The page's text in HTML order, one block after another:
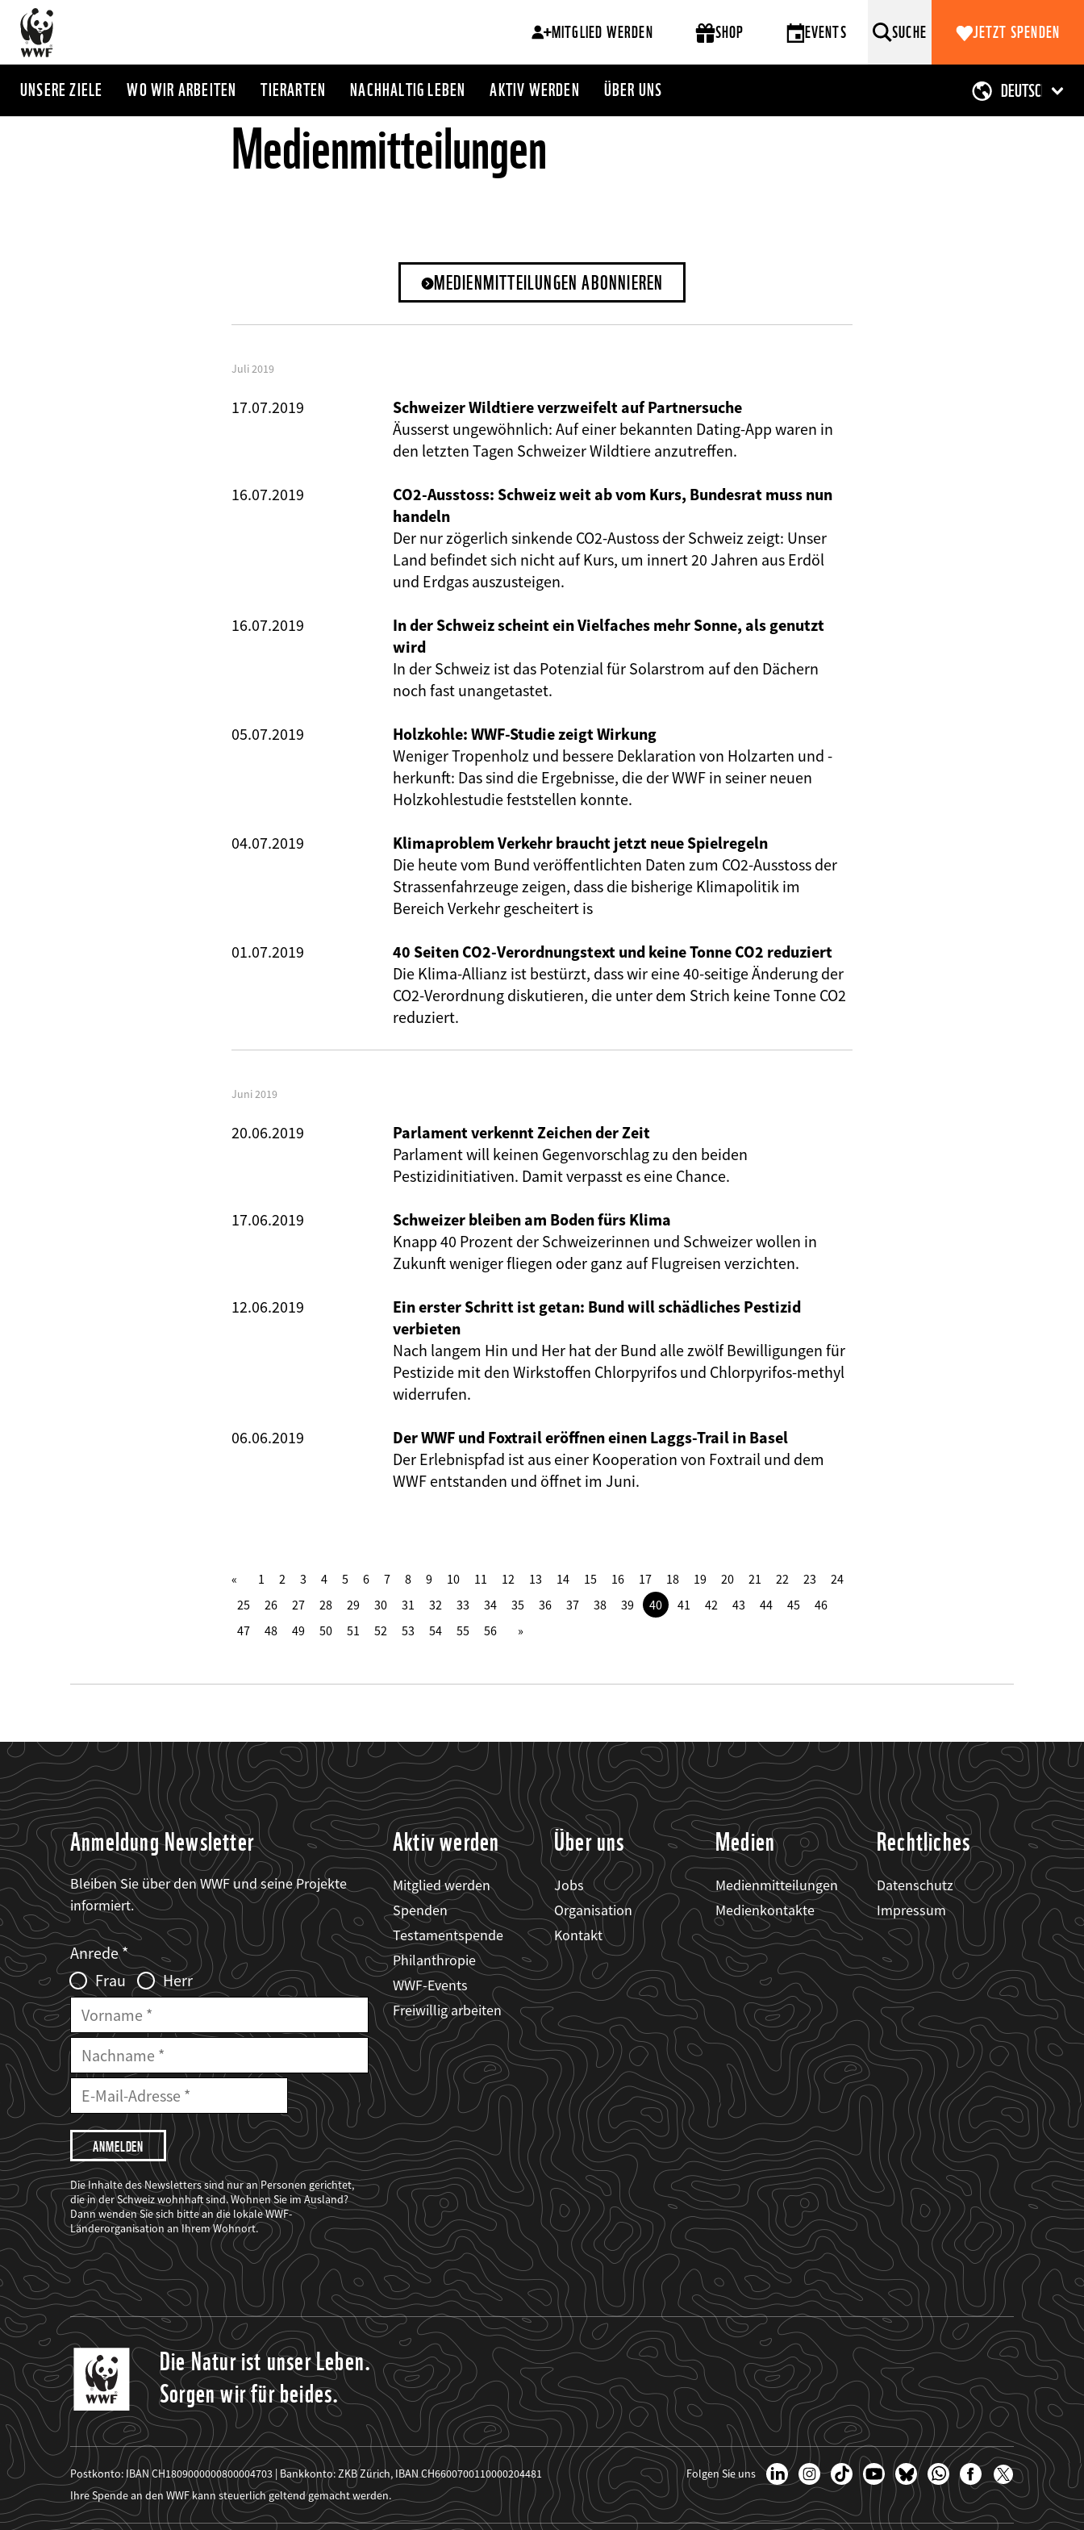
Direkt
zum
Inhalt
MITGLIED WERDEN SHOP EVENTS SUCHE JETZT SPENDEN
UNSERE ZIELE WO WIR ARBEITEN TIERARTEN NACHHALTIG LEBEN AKTIV WERDEN ÜBER UNS
Medienmitteilungen
MEDIENMITTEILUNGEN ABONNIEREN
Juli 2019
17.07.2019
Schweizer Wildtiere verzweifelt auf Partnersuche
Äusserst ungewöhnlich: Auf einer bekannten Dating-App waren in
den letzten Tagen Schweizer Wildtiere anzutreffen.
16.07.2019
CO2-Ausstoss: Schweiz weit ab vom Kurs, Bundesrat muss nun
handeln
Der nur zögerlich sinkende CO2-Austoss der Schweiz zeigt: Unser
Land befindet sich nicht auf Kurs, um innert 20 Jahren aus Erdöl
und Erdgas auszusteigen.
16.07.2019
In der Schweiz scheint ein Vielfaches mehr Sonne, als genutzt
wird
In der Schweiz ist das Potenzial für Solarstrom auf den Dächern
noch fast unangetastet.
05.07.2019
Holzkohle: WWF-Studie zeigt Wirkung
Weniger Tropenholz und bessere Deklaration von Holzarten und -
herkunft: Das sind die Ergebnisse, die der WWF in seiner neuen
Holzkohlestudie feststellen konnte.
04.07.2019
Klimaproblem Verkehr braucht jetzt neue Spielregeln
Die heute vom Bund veröffentlichten Daten zum CO2-Ausstoss der
Strassenfahrzeuge zeigen, dass die bisherige Klimapolitik im
Bereich Verkehr gescheitert is
01.07.2019
40 Seiten CO2-Verordnungstext und keine Tonne CO2 reduziert
Die Klima-Allianz ist bestürzt, dass wir eine 40-seitige Änderung der
CO2-Verordnung diskutieren, die unter dem Strich keine Tonne CO2
reduziert.
Juni 2019
20.06.2019
Parlament verkennt Zeichen der Zeit
Parlament will keinen Gegenvorschlag zu den beiden
Pestizidinitiativen. Damit verpasst es eine Chance.
17.06.2019
Schweizer bleiben am Boden fürs Klima
Knapp 40 Prozent der Schweizerinnen und Schweizer wollen in
Zukunft weniger fliegen oder ganz auf Flugreisen verzichten.
12.06.2019
Ein erster Schritt ist getan: Bund will schädliches Pestizid
verbieten
Nach langem Hin und Her hat der Bund alle zwölf Bewilligungen für
Pestizide mit den Wirkstoffen Chlorpyrifos und Chlorpyrifos-methyl
widerrufen.
06.06.2019
Der WWF und Foxtrail eröffnen einen Laggs-Trail in Basel
Der Erlebnispfad ist aus einer Kooperation von Foxtrail und dem
WWF entstanden und öffnet im Juni.
1 2 3 4 5 6 7 8 9 10 11 12 13 14 15 16 17 18 19 20 21 22 23
24
25
26 27 28 29 30 31 32 33 34 35 36 37 38 39 40 41 42 43 44 45
46
47
48 49 50 51 52 53 54 55 56
Anmeldung Newsletter
Bleiben Sie über den WWF und seine Projekte
informiert.
Web2Case
Infofelder
Fieldset
anrede_name
Anrede
Frau
Herr
Vorname
Nachname
E-
Mailadresse
Mail
Adresse
Ich
möchte,
dass
der
WWF
mich
über
seine
Projekte
informiert.
Die Inhalte des Newsletters sind nur an Personen gerichtet,
die in der Schweiz wohnhaft sind. Wohnen Sie im Ausland?
Dann wenden Sie sich bitte an die lokale WWF-
Länderorganisation an Ihrem Wohnort.
Aktiv werden
Mitglied werden
Spenden
Testamentspende
Philanthropie
WWF-Events
Freiwillig arbeiten
Über uns
Jobs
Organisation
Kontakt
Medien
Medienmitteilungen
Medienkontakte
Rechtliches
Datenschutz
Impressum
Die Natur ist unser Leben.
Sorgen wir für beides.
Postkonto: IBAN CH1809000000800004703 | Bankkonto: ZKB Zürich, IBAN CH6600700110000204481
Ihre Spende an den WWF kann steuerlich geltend gemacht werden.
Folgen Sie uns